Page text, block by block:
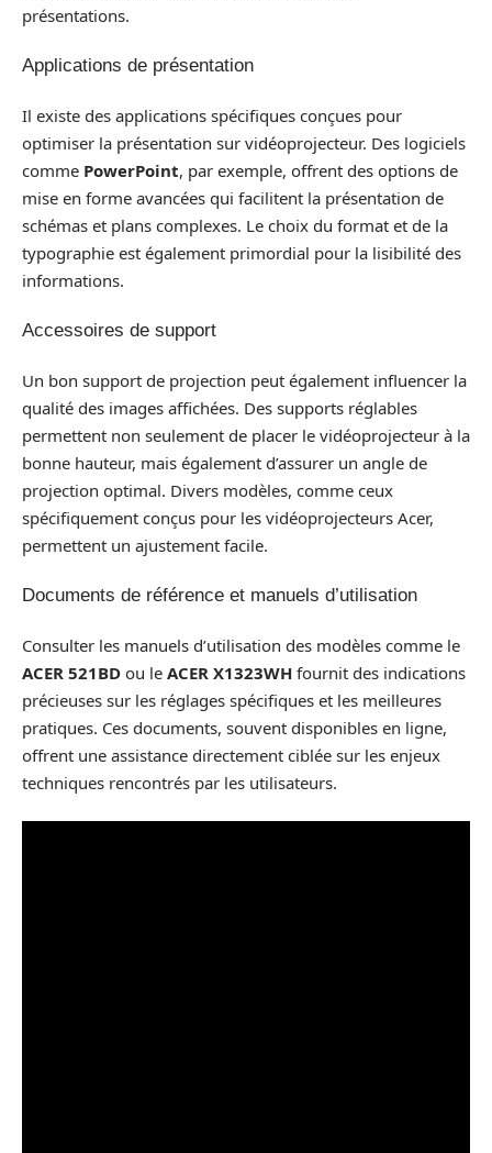
présentations.
Applications de présentation
Il existe des applications spécifiques conçues pour
optimiser la présentation sur vidéoprojecteur. Des logiciels
comme PowerPoint, par exemple, offrent des options de
mise en forme avancées qui facilitent la présentation de
schémas et plans complexes. Le choix du format et de la
typographie est également primordial pour la lisibilité des
informations.
Accessoires de support
Un bon support de projection peut également influencer la
qualité des images affichées. Des supports réglables
permettent non seulement de placer le vidéoprojecteur à la
bonne hauteur, mais également d’assurer un angle de
projection optimal. Divers modèles, comme ceux
spécifiquement conçus pour les vidéoprojecteurs Acer,
permettent un ajustement facile.
Documents de référence et manuels d’utilisation
Consulter les manuels d’utilisation des modèles comme le
ACER 521BD ou le ACER X1323WH fournit des indications
précieuses sur les réglages spécifiques et les meilleures
pratiques. Ces documents, souvent disponibles en ligne,
offrent une assistance directement ciblée sur les enjeux
techniques rencontrés par les utilisateurs.